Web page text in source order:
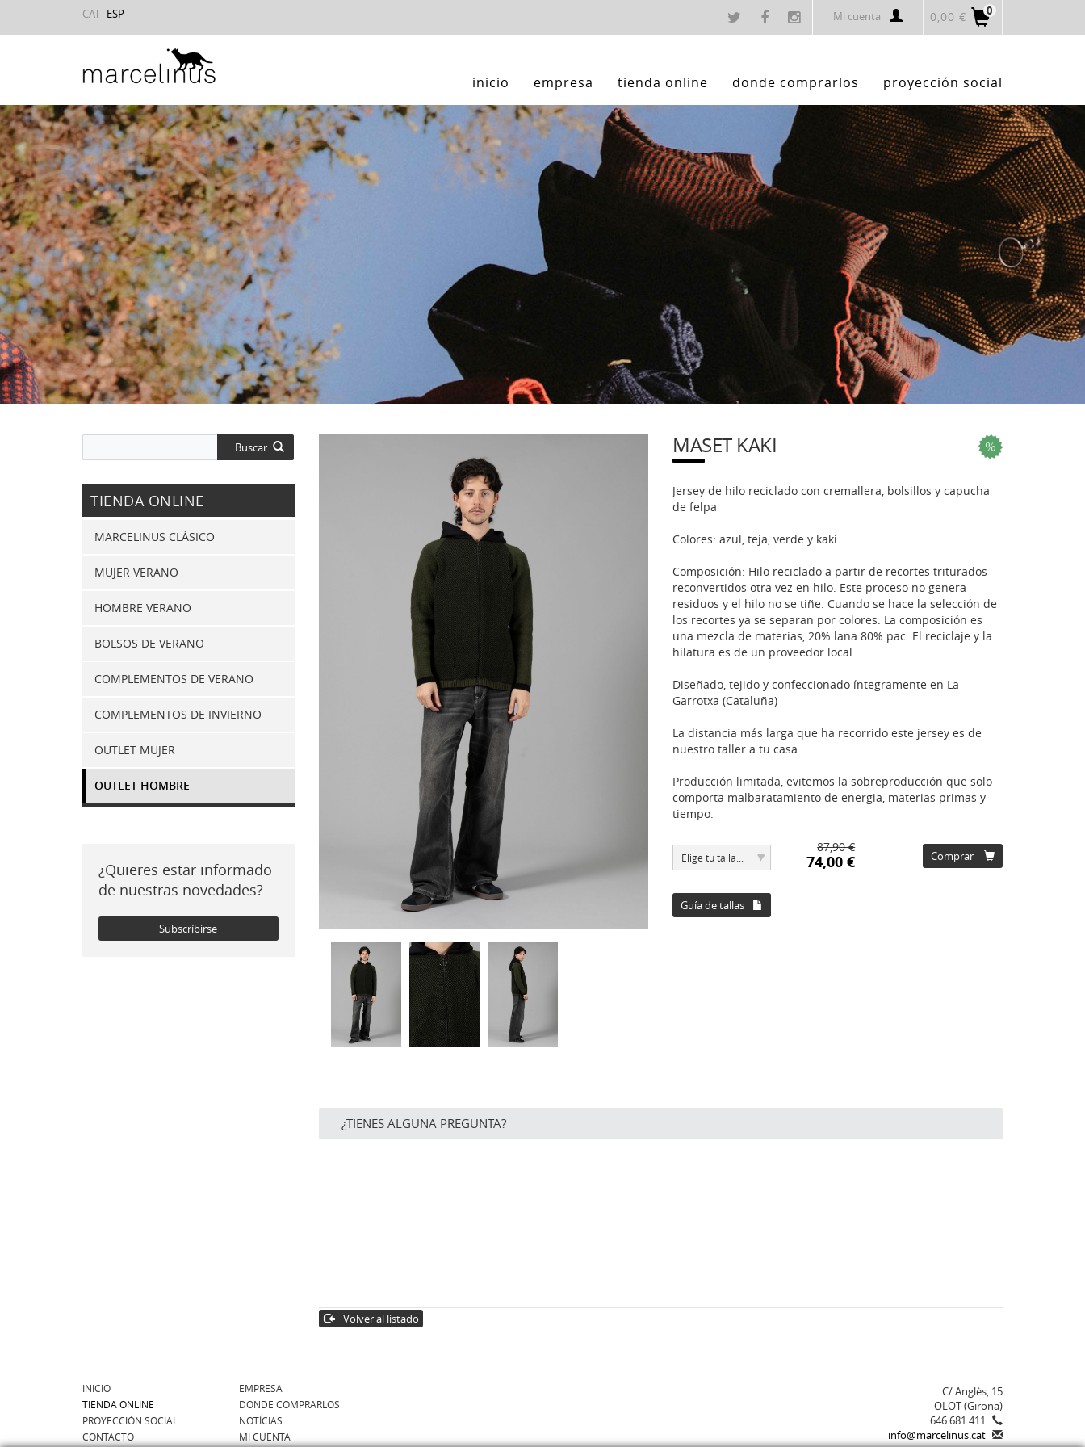
CAT ESP 0
0,00 €
Mi cuenta
inicio empresa tienda online donde comprarlos proyección social
Buscar
TIENDA ONLINE
MARCELINUS CLÁSICO
MUJER VERANO
HOMBRE VERANO
BOLSOS DE VERANO
COMPLEMENTOS DE VERANO
COMPLEMENTOS DE INVIERNO
OUTLET MUJER
OUTLET HOMBRE
¿Quieres estar informado
de nuestras novedades?
Subscríbirse
MASET KAKI
Jersey de hilo reciclado con cremallera, bolsillos y capucha
de felpa
Colores: azul, teja, verde y kaki
Composición: Hilo reciclado a partir de recortes triturados
reconvertidos otra vez en hilo. Este proceso no genera
residuos y el hilo no se tiñe. Cuando se hace la selección de
los recortes ya se separan por colores. La composición es
una mezcla de materias, 20% lana 80% pac. El reciclaje y la
hilatura es de un proveedor local.
Diseñado, tejido y confeccionado íntegramente en La
Garrotxa (Cataluña)
La distancia más larga que ha recorrido este jersey es de
nuestro taller a tu casa.
Producción limitada, evitemos la sobreproducción que solo
comporta malbaratamiento de energia, materias primas y
tiempo.
Elige tu talla... ▾
87,90 €
74,00 € Comprar
Guía de tallas
¿TIENES ALGUNA PREGUNTA?
Volver al listado
INICIO
EMPRESA
TIENDA ONLINE
DONDE COMPRARLOS
PROYECCIÓN SOCIAL
NOTÍCIAS
CONTACTO
MI CUENTA
C/ Anglès, 15
OLOT (Girona)
646 681 411
info@marcelinus.cat